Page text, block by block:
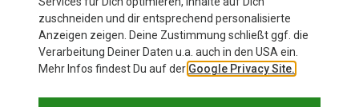
zuschneiden und dir entsprechend personalisierte
Anzeigen zeigen. Deine Zustimmung schließt ggf. die
Verarbeitung Deiner Daten u.a. auch in den USA ein.
Mehr Infos findest Du auf der Google Privacy Site.